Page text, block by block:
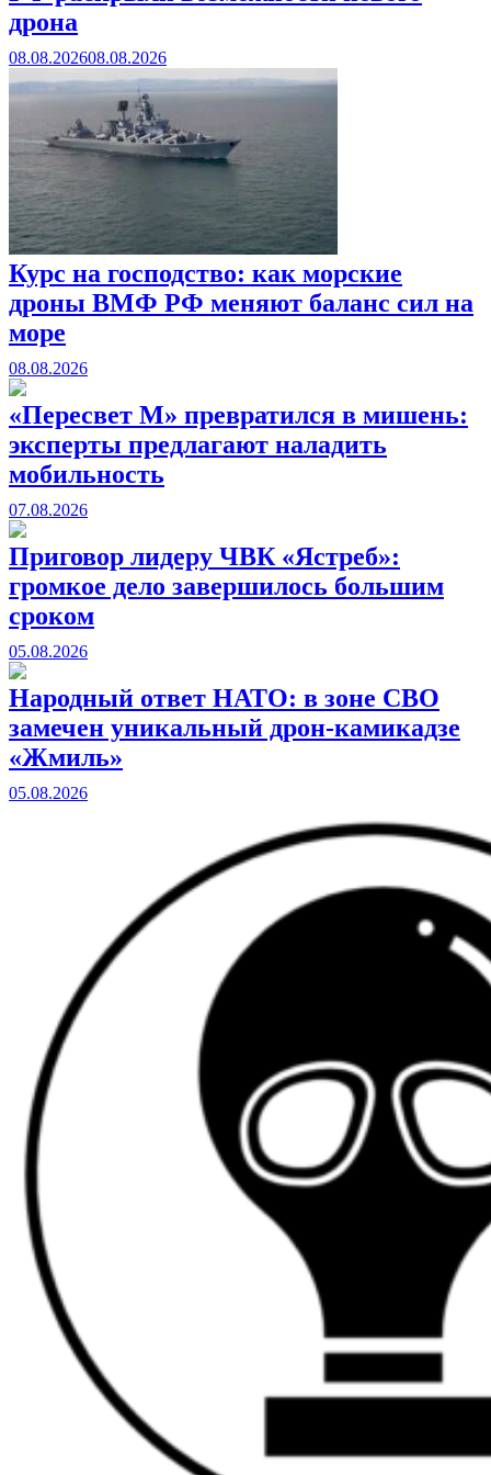
дрона
08.08.202608.08.2026
Курс на господство: как морские
дроны ВМФ РФ меняют баланс сил на
море
08.08.2026
«Пересвет М» превратился в мишень:
эксперты предлагают наладить
мобильность
07.08.2026
Приговор лидеру ЧВК «Ястреб»:
громкое дело завершилось большим
сроком
05.08.2026
Народный ответ НАТО: в зоне СВО
замечен уникальный дрон-камикадзе
«Жмиль»
05.08.2026